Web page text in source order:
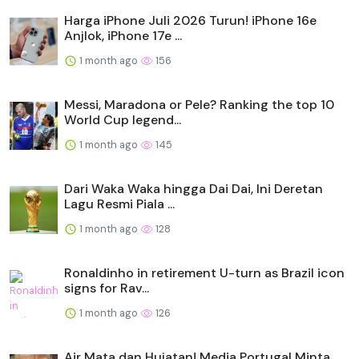
Harga iPhone Juli 2026 Turun! iPhone 16e
Anjlok, iPhone 17e ...
1 month ago 156
Messi, Maradona or Pele? Ranking the top 10
World Cup legend...
1 month ago 145
Dari Waka Waka hingga Dai Dai, Ini Deretan
Lagu Resmi Piala ...
1 month ago 128
Ronaldinho in retirement U-turn as Brazil icon
signs for Rav...
1 month ago 126